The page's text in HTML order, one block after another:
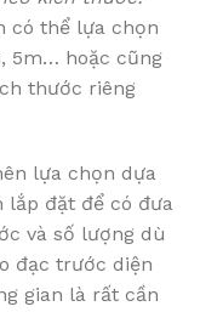
có thể lựa chọn
5m… hoặc cũng
thước riêng
lựa chọn dựa
lắp đặt để có đưa
và số lượng dù
đạc trước diện
gian là rất cần